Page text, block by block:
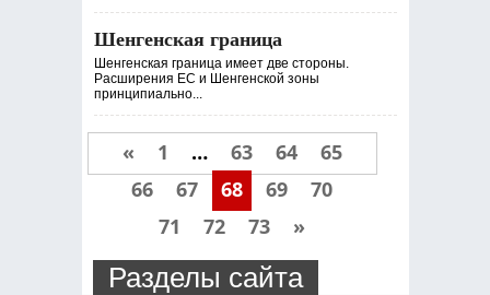
Шенгенская граница
Шенгенская граница имеет две стороны.
Расширения ЕС и Шенгенской зоны
принципиально...
« 1 … 63 64
65
66
67 68 69
70
71
72 73 »
Разделы сайта